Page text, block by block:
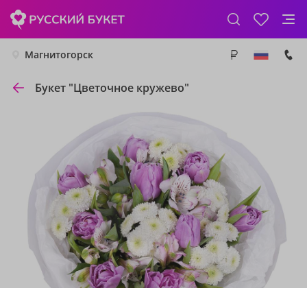
Магнитогорск
Букет "Цветочное кружево"